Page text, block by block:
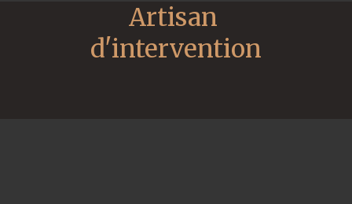
Artisan
d'intervention